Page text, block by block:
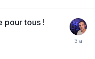
pour tous !